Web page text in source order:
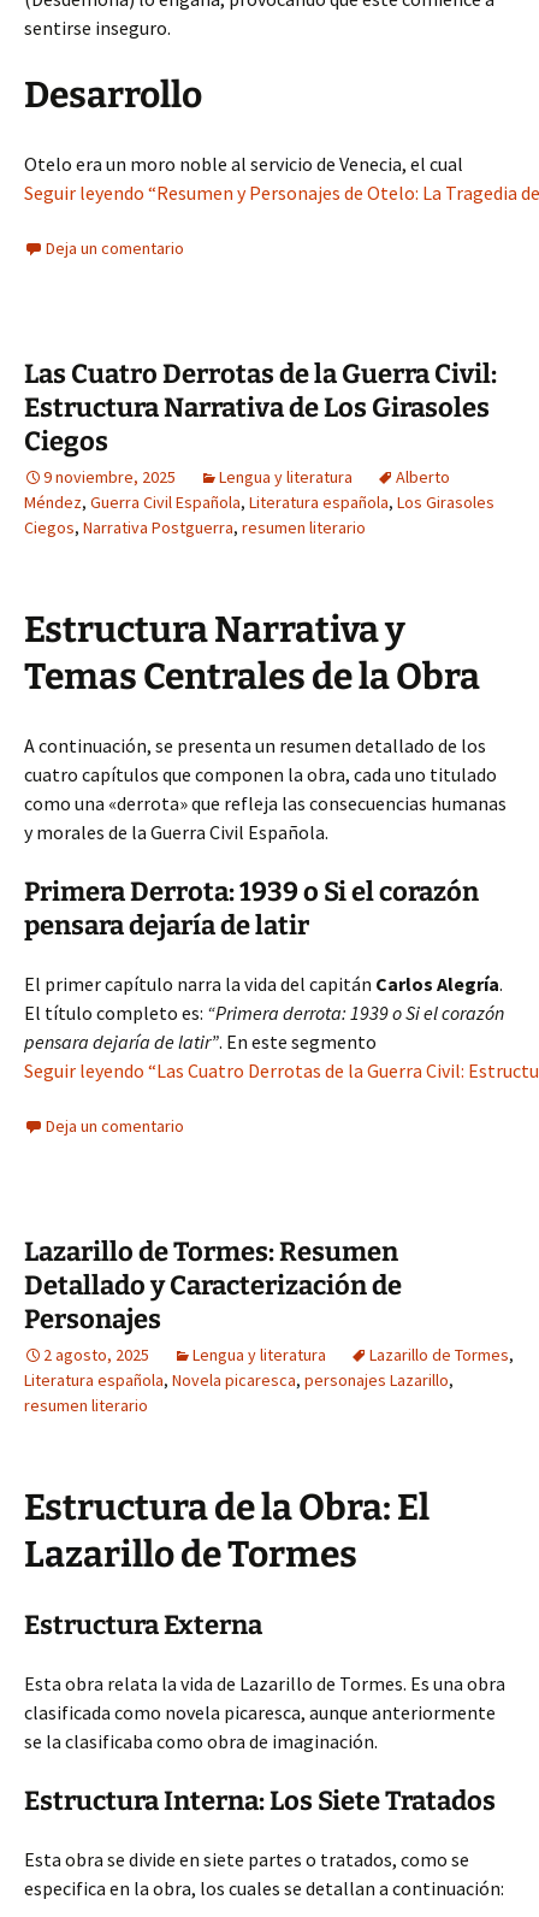
sentirse inseguro.
Desarrollo
Otelo era un moro noble al servicio de Venecia, el cual
Seguir leyendo “Resumen y Personajes de Otelo: La Tragedia
Deja un comentario
Las Cuatro Derrotas de la Guerra Civil:
Estructura Narrativa de Los Girasoles
Ciegos
9 noviembre, 2025 Lengua y literatura
Alberto
Méndez, Guerra Civil Española, Literatura española, Los Girasoles
Ciegos, Narrativa Postguerra, resumen literario
Estructura Narrativa y
Temas Centrales de la Obra
A continuación, se presenta un resumen detallado de los
cuatro capítulos que componen la obra, cada uno titulado
como una «derrota» que refleja las consecuencias humanas
y morales de la Guerra Civil Española.
Primera Derrota: 1939 o Si el corazón
pensara dejaría de latir
El primer capítulo narra la vida del capitán Carlos Alegría.
El título completo es: “Primera derrota: 1939 o Si el corazón
pensara dejaría de latir”. En este segmento
Seguir leyendo “Las Cuatro Derrotas de la Guerra Civil:
Deja un comentario
Lazarillo de Tormes: Resumen
Detallado y Caracterización de
Personajes
2 agosto, 2025 Lengua y literatura Lazarillo de Tormes,
Literatura española, Novela picaresca, personajes Lazarillo,
resumen literario
Estructura de la Obra: El
Lazarillo de Tormes
Estructura Externa
Esta obra relata la vida de Lazarillo de Tormes. Es una obra
clasificada como novela picaresca, aunque anteriormente
se la clasificaba como obra de imaginación.
Estructura Interna: Los Siete Tratados
Esta obra se divide en siete partes o tratados, como se
especifica en la obra, los cuales se detallan a continuación: